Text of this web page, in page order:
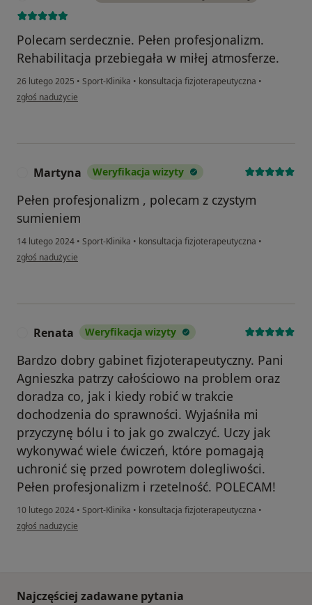
Polecam serdecznie. Pełen profesjonalizm.
Rehabilitacja przebiegała w miłej atmosferze.
26 lutego 2025 • Sport-Klinika • konsultacja fizjoterapeutyczna •
w opinii użytkownika Sebastian
zgłoś nadużycie
Martyna Weryfikacja wizyty
Pełen profesjonalizm , polecam z czystym
sumieniem
14 lutego 2024 • Sport-Klinika • konsultacja fizjoterapeutyczna •
w opinii użytkownika Martyna
zgłoś nadużycie
Renata Weryfikacja wizyty
Bardzo dobry gabinet fizjoterapeutyczny. Pani
Agnieszka patrzy całościowo na problem oraz
doradza co, jak i kiedy robić w trakcie
dochodzenia do sprawności. Wyjaśniła mi
przyczynę bólu i to jak go zwalczyć. Uczy jak
wykonywać wiele ćwiczeń, które pomagają
uchronić się przed powrotem dolegliwości.
Pełen profesjonalizm i rzetelność. POLECAM!
10 lutego 2024 • Sport-Klinika • konsultacja fizjoterapeutyczna •
w opinii użytkownika Renata
zgłoś nadużycie
Najczęściej zadawane pytania